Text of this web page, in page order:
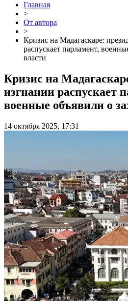
Главная
>
От автора
>
Кризис на Мадагаскаре:
распускает парламент,
власти
Кризис на
изгнании распускает
военные объявили о
14 октября 2025, 17:31